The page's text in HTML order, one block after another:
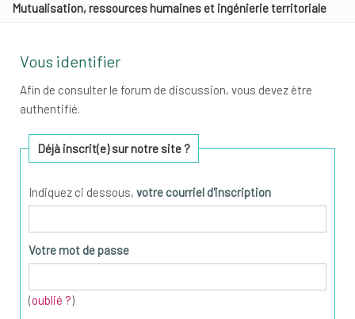
Mutualisation, ressources humaines et ingénierie territoriale
Vous identifier
Afin de consulter le forum de discussion, vous devez ètre
authentifié.
Déjà inscrit(e) sur notre site ?
Indiquez ci dessous, votre courriel d'inscription
Votre mot de passe
(oublié ?)